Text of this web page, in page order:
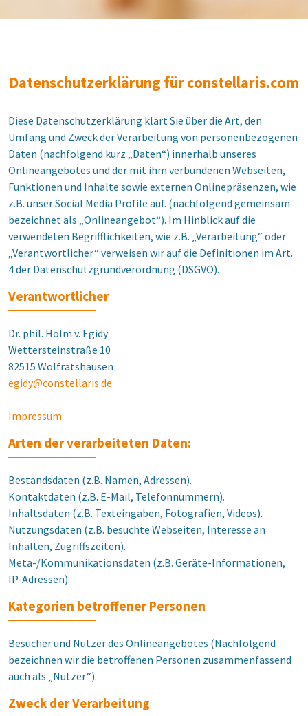
Datenschutzerklärung für constellaris.com
Diese Datenschutzerklärung klärt Sie über die Art, den
Umfang und Zweck der Verarbeitung von personenbezogenen
Daten (nachfolgend kurz „Daten“) innerhalb unseres
Onlineangebotes und der mit ihm verbundenen Webseiten,
Funktionen und Inhalte sowie externen Onlinepräsenzen, wie
z.B. unser Social Media Profile auf. (nachfolgend gemeinsam
bezeichnet als „Onlineangebot“). Im Hinblick auf die
verwendeten Begrifflichkeiten, wie z.B. „Verarbeitung“ oder
„Verantwortlicher“ verweisen wir auf die Definitionen im Art.
4 der Datenschutzgrundverordnung (DSGVO).
Verantwortlicher
Dr. phil. Holm v. Egidy
Wettersteinstraße 10
82515 Wolfratshausen
egidy@constellaris.de
Impressum
Arten der verarbeiteten Daten:
Bestandsdaten (z.B. Namen, Adressen).
Kontaktdaten (z.B. E-Mail, Telefonnummern).
Inhaltsdaten (z.B. Texteingaben, Fotografien, Videos).
Nutzungsdaten (z.B. besuchte Webseiten, Interesse an
Inhalten, Zugriffszeiten).
Meta-/Kommunikationsdaten (z.B. Geräte-Informationen,
IP-Adressen).
Kategorien betroffener Personen
Besucher und Nutzer des Onlineangebotes (Nachfolgend
bezeichnen wir die betroffenen Personen zusammenfassend
auch als „Nutzer“).
Zweck der Verarbeitung